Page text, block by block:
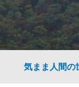
気まま人間の